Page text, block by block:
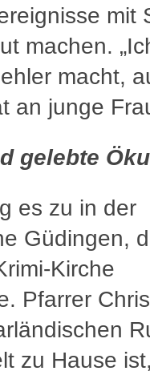
mit
machen.
macht,
an junge
gelebte
es zu in der
Güdingen,
Kirche
Pfarrer
zu Hause